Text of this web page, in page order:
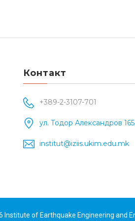
Контакт
+389-2-3107-701
ул. Тодор Александров
institut@iziis.ukim.edu.mk
Institute of Earthquake Engineering and